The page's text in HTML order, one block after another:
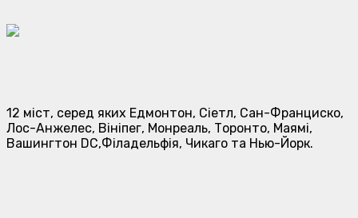
12 міст, серед яких Едмонтон, Сіетл, Сан-Франциско,
Лос-Анжелес, Вініпег, Монреаль, Торонто, Маямі,
Вашингтон DC,Філадельфія, Чикаго та Нью-Йорк.